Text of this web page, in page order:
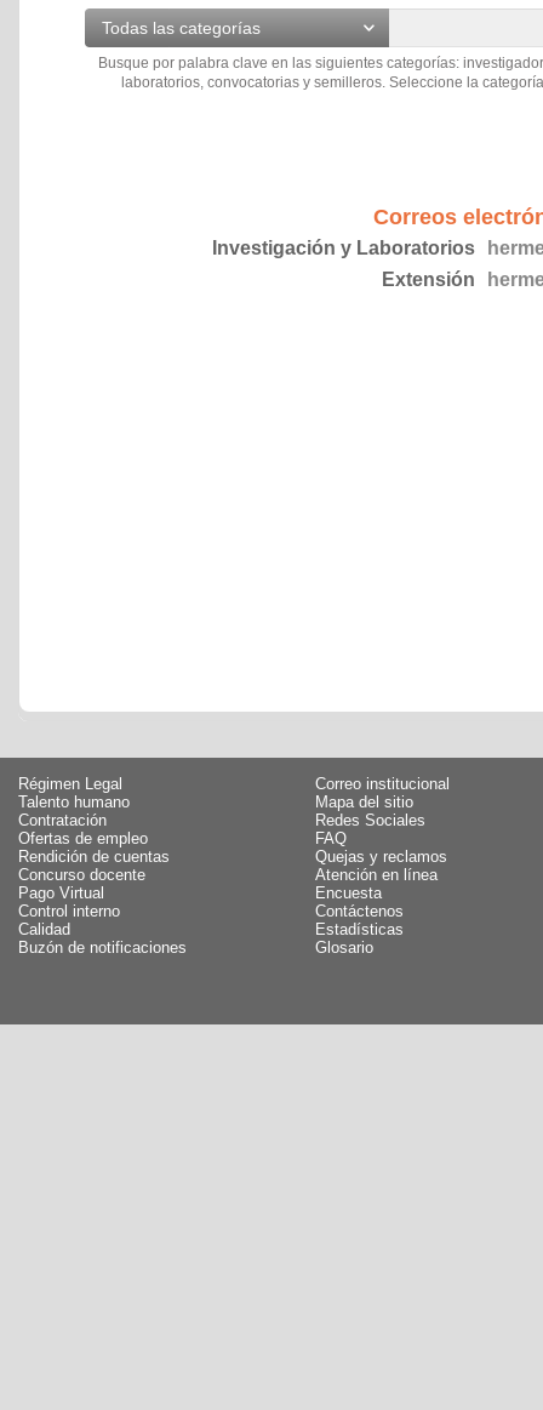
Todas las categorías
Busque por palabra clave en las siguientes categorías:
laboratorios, convocatorias y semilleros. Seleccione la
Correos
Investigación y Laboratorios
Extensión
Régimen Legal
Talento humano
Contratación
Ofertas de empleo
Rendición de cuentas
Concurso docente
Pago Virtual
Control interno
Calidad
Buzón de notificaciones
Correo institucional
Mapa del sitio
Redes Sociales
FAQ
Quejas y reclamos
Atención en línea
Encuesta
Contáctenos
Estadísticas
Glosario